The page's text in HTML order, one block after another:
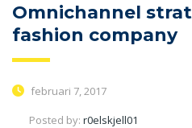
Omnichannel
fashion company
februari 7, 2017
Posted by: r0elskjell01